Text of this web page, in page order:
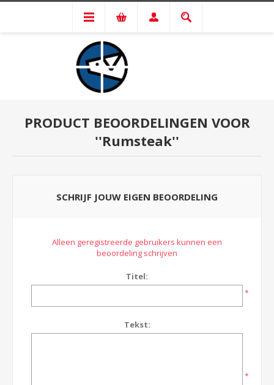
PRODUCT BEOORDELINGEN VOOR
Rumsteak
SCHRIJF JOUW EIGEN BEOORDELING
Alleen geregistreerde gebruikers kunnen een
beoordeling schrijven
Titel:
*
Tekst:
*